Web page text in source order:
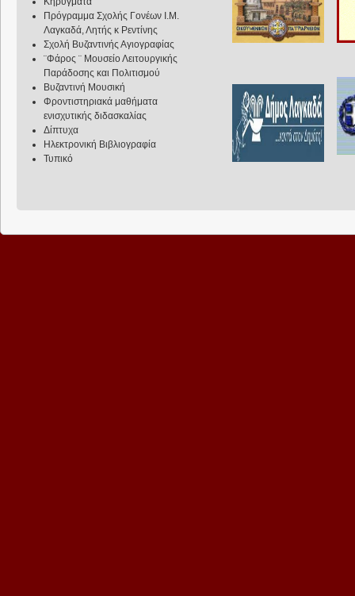
Πρόγραμμα Σχολής Γονέων Ι.Μ.
Λαγκαδά, Λητής κ Ρεντίνης
Σχολή Βυζαντινής Αγιογραφίας
¨Φάρος ¨ Μουσείο Λειτουργικής
Παράδοσης και Πολιτισμού
Βυζαντινή Μουσική
Φροντιστηριακά μαθήματα
ενισχυτικής διδασκαλίας
Δίπτυχα
Ηλεκτρονική Βιβλιογραφία
Τυπικό